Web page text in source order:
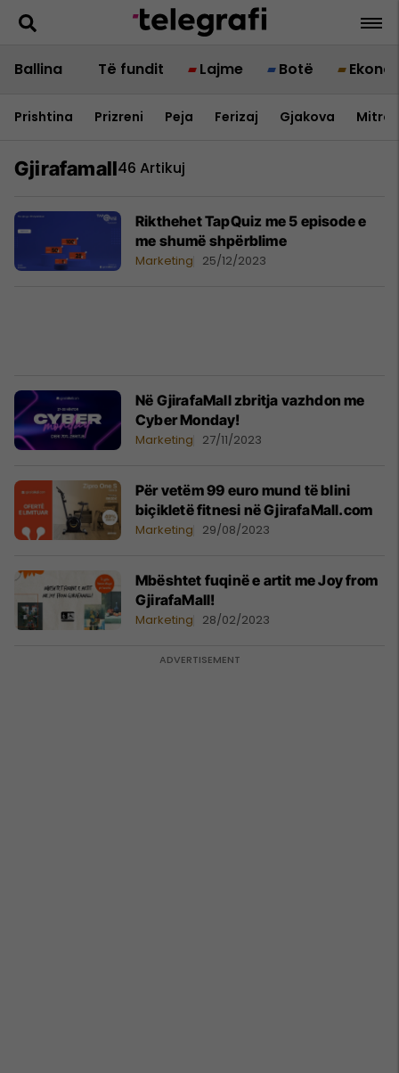
Ballina Të fundit Lajme Botë
Prishtina Prizreni Peja Ferizaj Gjakova
Gjirafamall46 Artikuj
Rikthehet TapQuiz me 5 episode e
me shumë shpërblime
Marketing 25/12/2023
Në GjirafaMall zbritja vazhdon me
Cyber Monday!
Marketing 27/11/2023
Për vetëm 99 euro mund të blini
biçikletë fitnesi në GjirafaMall.com
Marketing 29/08/2023
Mbështet fuqinë e artit me Joy from
GjirafaMall!
Marketing 28/02/2023